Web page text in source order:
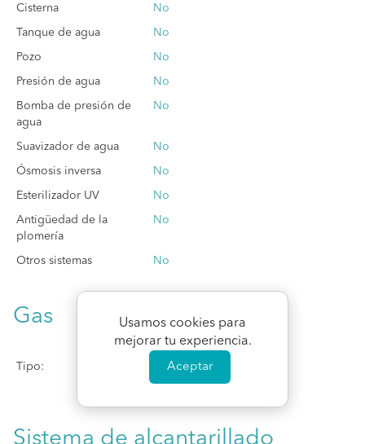
Cisterna No
Tanque de agua No
Pozo No
Presión de agua No
Bomba de presión de
agua
No
Suavizador de agua No
Ósmosis inversa No
Esterilizador UV No
Antigüedad de la
plomería
No
Otros sistemas No
Gas
Tipo:
Sistema de alcantarillado
Usamos cookies para
mejorar tu experiencia.
Aceptar